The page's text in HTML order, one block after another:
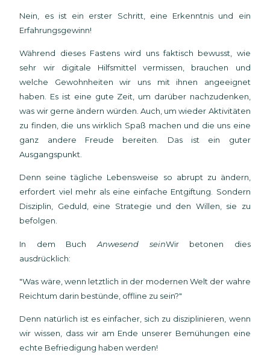
Nein, es ist ein erster Schritt, eine Erkenntnis und ein
Erfahrungsgewinn!
Während dieses Fastens wird uns faktisch bewusst, wie
sehr wir digitale Hilfsmittel vermissen, brauchen und
welche Gewohnheiten wir uns mit ihnen angeeignet
haben. Es ist eine gute Zeit, um darüber nachzudenken,
was wir gerne ändern würden. Auch, um wieder Aktivitäten
zu finden, die uns wirklich Spaß machen und die uns eine
ganz andere Freude bereiten. Das ist ein guter
Ausgangspunkt.
Denn seine tägliche Lebensweise so abrupt zu ändern,
erfordert viel mehr als eine einfache Entgiftung. Sondern
Disziplin, Geduld, eine Strategie und den Willen, sie zu
befolgen.
In dem Buch Anwesend seinWir betonen dies
ausdrücklich:
"Was wäre, wenn letztlich in der modernen Welt der wahre
Reichtum darin bestünde, offline zu sein?"
Denn natürlich ist es einfacher, sich zu disziplinieren, wenn
wir wissen, dass wir am Ende unserer Bemühungen eine
echte Befriedigung haben werden!